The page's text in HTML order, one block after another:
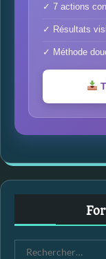
✓ 7 actions
✓ Résultats
✓ Méthode